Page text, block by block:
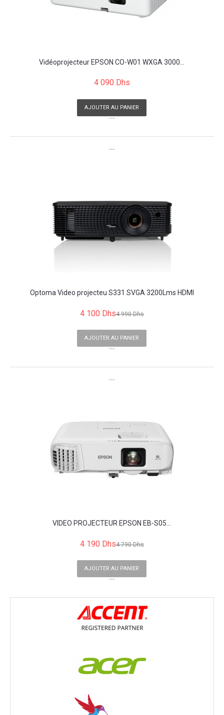
Vidéoprojecteur EPSON CO-W01 WXGA 3000...
4 090 Dhs
AJOUTER AU PANIER
```
```
Optoma Video projecteu S331 SVGA 3200Lms HDMI
4 100 Dhs4 990 Dhs
AJOUTER AU PANIER
```
```
VIDEO PROJECTEUR EPSON EB-S05...
4 190 Dhs4 790 Dhs
AJOUTER AU PANIER
```